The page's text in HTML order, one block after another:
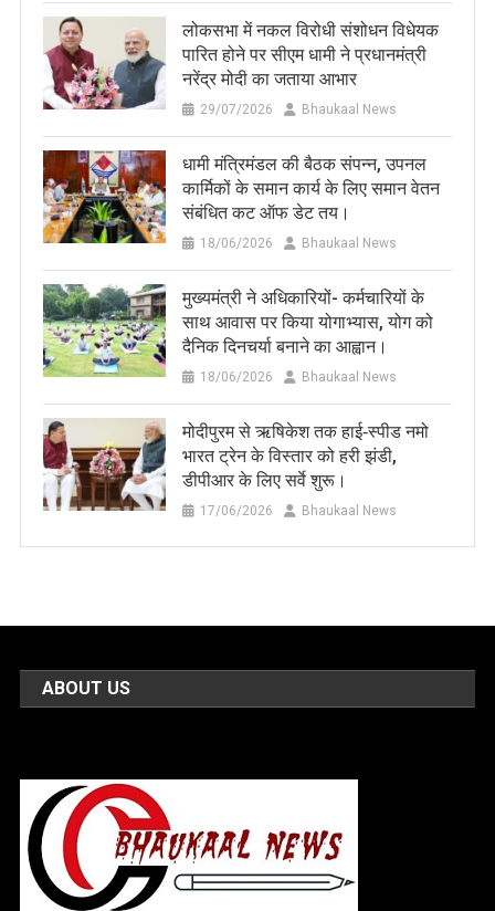
लोकसभा में नकल विरोधी संशोधन विधेयक
पारित होने पर सीएम धामी ने प्रधानमंत्री
नरेंद्र मोदी का जताया आभार
29/07/2026 Bhaukaal News
धामी मंत्रिमंडल की बैठक संपन्न, उपनल
कार्मिकों के समान कार्य के लिए समान वेतन
संबंधित कट ऑफ डेट तय।
18/06/2026 Bhaukaal News
मुख्यमंत्री ने अधिकारियों- कर्मचारियों के
साथ आवास पर किया योगाभ्यास, योग को
दैनिक दिनचर्या बनाने का आह्वान।
18/06/2026 Bhaukaal News
मोदीपुरम से ऋषिकेश तक हाई‑स्पीड नमो
भारत ट्रेन के विस्तार को हरी झंडी,
डीपीआर के लिए सर्वे शुरू।
17/06/2026 Bhaukaal News
ABOUT US